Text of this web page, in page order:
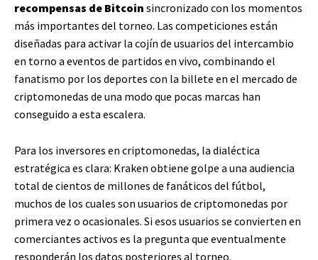
recompensas de Bitcoin sincronizado con los momentos
más importantes del torneo. Las competiciones están
diseñadas para activar la cojín de usuarios del intercambio
en torno a eventos de partidos en vivo, combinando el
fanatismo por los deportes con la billete en el mercado de
criptomonedas de una modo que pocas marcas han
conseguido a esta escalera.
Para los inversores en criptomonedas, la dialéctica
estratégica es clara: Kraken obtiene golpe a una audiencia
total de cientos de millones de fanáticos del fútbol, ​​
muchos de los cuales son usuarios de criptomonedas por
primera vez o ocasionales. Si esos usuarios se convierten en
comerciantes activos es la pregunta que eventualmente
responderán los datos posteriores al torneo.